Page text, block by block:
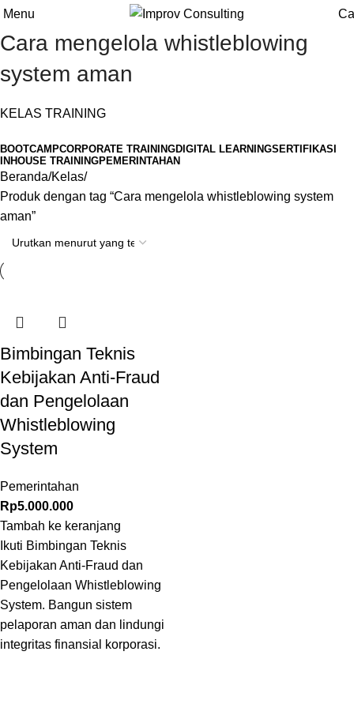
Menu
Cara mengelola whistleblowing
system aman
KELAS TRAINING
BOOTCAMPCORPORATE TRAININGDIGITAL LEARNINGSERTIFIKASI
INHOUSE TRAININGPEMERINTAHAN
Beranda Kelas
Produk dengan tag “Cara mengelola whistleblowing system
aman”
Bimbingan Teknis
Kebijakan Anti-Fraud
dan Pengelolaan
Whistleblowing
System
Pemerintahan
Rp5.000.000
Tambah ke keranjang
Ikuti Bimbingan Teknis
Kebijakan Anti-Fraud dan
Pengelolaan Whistleblowing
System. Bangun sistem
pelaporan aman dan lindungi
integritas finansial korporasi.